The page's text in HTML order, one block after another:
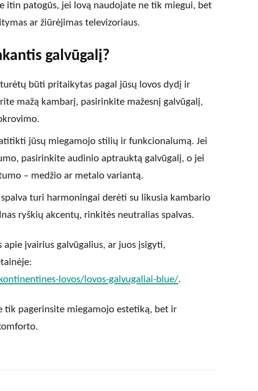
itin patogūs, jei lovą naudojate ne tik miegui, bet
ar žiūrėjimas televizoriaus.
galvūgalį?
būti pritaikytas pagal jūsų lovos dydį ir
mažą kambarį, pasirinkite mažesnį galvūgalį,
jūsų miegamojo stilių ir funkcionalumą. Jei
pasirinkite audinio aptrauktą galvūgalį, o jei
– medžio ar metalo variantą.
turi harmoningai derėti su likusia kambario
ryškių akcentų, rinkitės neutralias spalvas.
įvairius galvūgalius, ar juos įsigyti,
lovos/lovos-galvugaliai-blue/.
tik pagerinsite miegamojo estetiką, bet ir